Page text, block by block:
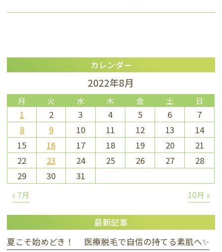
カレンダー
2022年8月
月 火 水 木 金 土 日
1 2 3 4 5 6
7
8
9 10 11 12 13
14
15
16 17 18 19 20
21
22
23 24 25 26 27
28
29
30 31
« 7月 10月 »
最新記事
夏こそ始めどき！ 医療脱毛で自信の持てる素肌へ✨